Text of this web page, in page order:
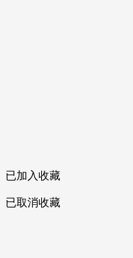
已加入收藏
已取消收藏